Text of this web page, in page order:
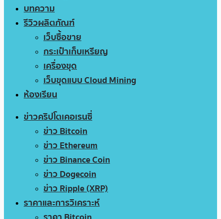
บทความ
รีวิวผลิตภัณฑ์
เว็บซื้อขาย
กระเป๋าเก็บเหรียญ
เครื่องขุด
เว็บขุดแบบ Cloud Mining
ห้องเรียน
ข่าวคริปโตเคอเรนซี่
ข่าว Bitcoin
ข่าว Ethereum
ข่าว Binance Coin
ข่าว Dogecoin
ข่าว Ripple (XRP)
ราคาและการวิเคราะห์